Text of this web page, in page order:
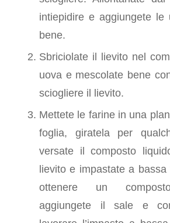
intiepidire e aggiungete le
bene.
Sbriciolate il lievito nel
uova e mescolate bene
sciogliere il lievito.
Mettete le farine in una
foglia, giratela per
versate il composto
lievito e impastate a
ottenere un
aggiungete il sale e